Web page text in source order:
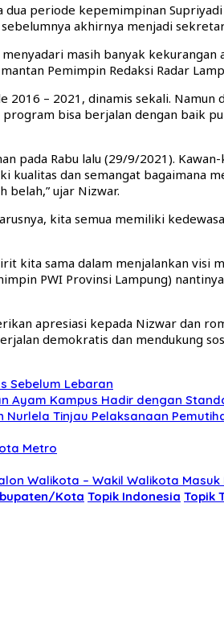
periode kepemimpinan
akhirnya menjadi
masih banyak
Pemimpin Redaksi Radar
– 2021, dinamis sekali.
bisa berjalan dengan baik
pada Rabu lalu (29/9/2021).
kualitas dan semangat bagaimana
belah,” ujar Nizwar.
kita semua memiliki
kita sama dalam menjalankan
PWI Provinsi Lampung)
apresiasi kepada Nizwar dan
demokratis dan mendukung
Sebelum Lebaran
Ayam Kampus Hadir dengan
Tinjau Pelaksanaan
Metro
Walikota – Wakil Walikota Masuk
Kota Topik Indonesia Topik